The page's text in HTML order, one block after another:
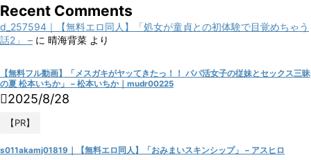
Recent Comments
d_257594｜【無料エロ同人】「処女が童貞との初体験で目覚めちゃう
話2」 – に 晴海背菜 より
【無料フル動画】「メスガキがヤッてきたっ！！ パパ活女子の従妹とセックス三昧
の夏 松本いちか」 – 松本いちか｜mudr00225
2025/8/28
【PR】
s011akamj01819｜【無料エロ同人】「おみまいスキンシップ」 – アスヒロ